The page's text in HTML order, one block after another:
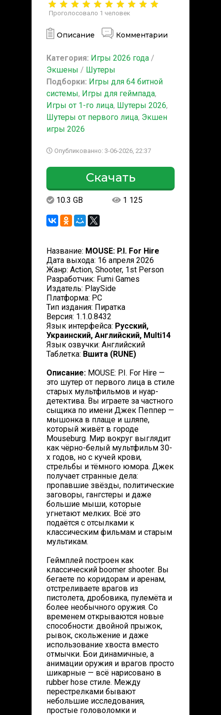
Проголосовало 1 человек
Описание Комментарии
Категория: Игры 2026 года /
Экшены / Шутеры
Подборки: Игры для 64 битной
системы, Игры для геймпада,
Игры от 1-го лица, Шутеры 2026,
Шутеры от первого лица, Экшен
игры 2026
Опубликованно: 3-06-2026, 22:37
Скачать
10.3 GB 1 125
Название: MOUSE: P.I. For Hire
Дата выхода: 16 апреля 2026
Жанр: Action, Shooter, 1st Person
Разработчик: Fumi Games
Издатель: PlaySide
Платформа: PC
Тип издания: Пиратка
Версия: 1.1.0.8432
Язык интерфейса: Русский,
Украинский, Английский, Multi14
Язык озвучки: Английский
Таблетка: Вшита (RUNE)
Описание: MOUSE: P.I. For Hire —
это шутер от первого лица в стиле
старых мультфильмов и нуар-
детектива. Вы играете за частного
сыщика по имени Джек Пеппер —
мышонка в плаще и шляпе,
который живёт в городе
Mouseburg. Мир вокруг выглядит
как чёрно-белый мультфильм 30-
х годов, но с кучей крови,
стрельбы и тёмного юмора. Джек
получает странные дела:
пропавшие звёзды, политические
заговоры, гангстеры и даже
большие мыши, которые
угнетают мелких. Всё это
подаётся с отсылками к
классическим фильмам и старым
мультикам.
Геймплей построен как
классический boomer shooter. Вы
бегаете по коридорам и аренам,
отстреливаете врагов из
пистолета, дробовика, пулемёта и
более необычного оружия. Со
временем открываются новые
способности: двойной прыжок,
рывок, скольжение и даже
использование хвоста вместо
отмычки. Бои динамичные, а
анимации оружия и врагов просто
шикарные — всё нарисовано в
rubber hose стиле. Между
перестрелками бывают
небольшие исследования,
простые головоломки и